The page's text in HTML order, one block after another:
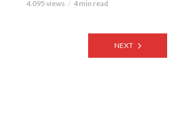
4.095 views 4 min read
NEXT